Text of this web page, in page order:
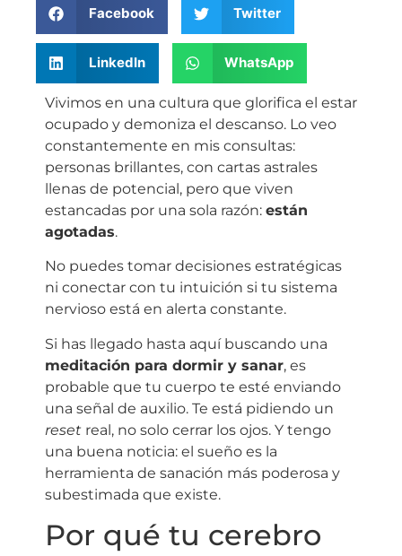
Facebook Twitter
LinkedIn WhatsApp
Vivimos en una cultura que glorifica el estar
ocupado y demoniza el descanso. Lo veo
constantemente en mis consultas:
personas brillantes, con cartas astrales
llenas de potencial, pero que viven
estancadas por una sola razón: están
agotadas.
No puedes tomar decisiones estratégicas
ni conectar con tu intuición si tu sistema
nervioso está en alerta constante.
Si has llegado hasta aquí buscando una
meditación para dormir y sanar, es
probable que tu cuerpo te esté enviando
una señal de auxilio. Te está pidiendo un
reset real, no solo cerrar los ojos. Y tengo
una buena noticia: el sueño es la
herramienta de sanación más poderosa y
subestimada que existe.
Por qué tu cerebro